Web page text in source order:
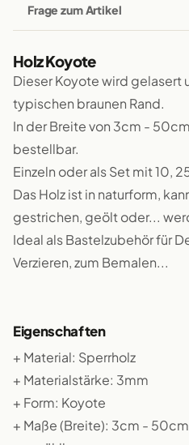
Frage zum Artikel
Holz Koyote
Dieser Koyote wird gelasert
typischen braunen Rand.
In der Breite von 3cm -
bestellbar.
Einzeln oder als Set mit 10,
Das Holz ist in naturform,
gestrichen, geölt oder...
Ideal als Bastelzubehör für
Verzieren, zum Bemalen...
Eigenschaften
+ Material: Sperrholz
+ Materialstärke: 3mm
+ Form: Koyote
+ Maße (Breite): 3cm -